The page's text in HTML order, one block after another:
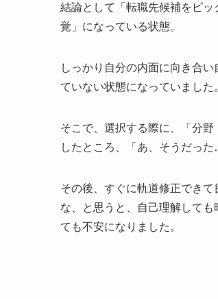
結論として「転職先候補をピ
覚」になっている状態。
しっかり自分の内面に向き合
ていない状態になっていまし
そこで、選択する際に、「分
したところ、「あ、そうだった
その後、すぐに軌道修正でき
な、と思うと、自己理解して
ても不安になりました。